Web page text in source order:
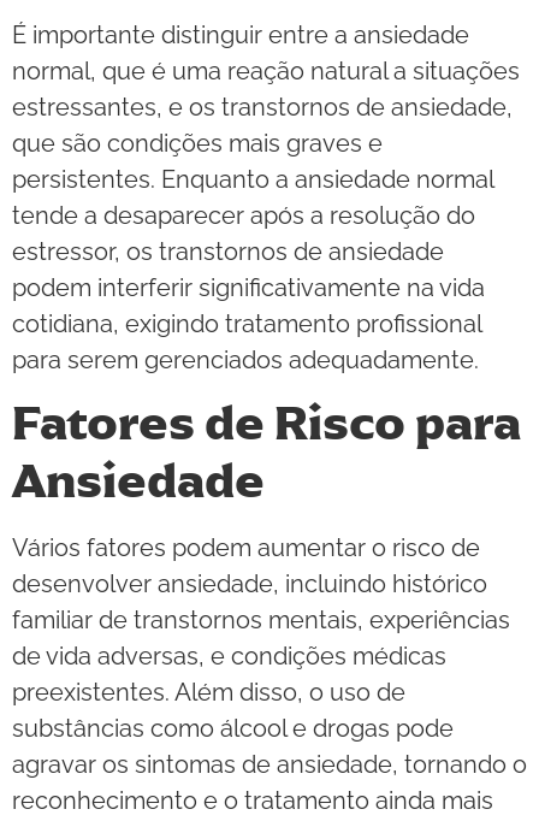
É importante distinguir entre a ansiedade
normal, que é uma reação natural a situações
estressantes, e os transtornos de ansiedade,
que são condições mais graves e
persistentes. Enquanto a ansiedade normal
tende a desaparecer após a resolução do
estressor, os transtornos de ansiedade
podem interferir significativamente na vida
cotidiana, exigindo tratamento profissional
para serem gerenciados adequadamente.
Fatores de Risco para
Ansiedade
Vários fatores podem aumentar o risco de
desenvolver ansiedade, incluindo histórico
familiar de transtornos mentais, experiências
de vida adversas, e condições médicas
preexistentes. Além disso, o uso de
substâncias como álcool e drogas pode
agravar os sintomas de ansiedade, tornando o
reconhecimento e o tratamento ainda mais